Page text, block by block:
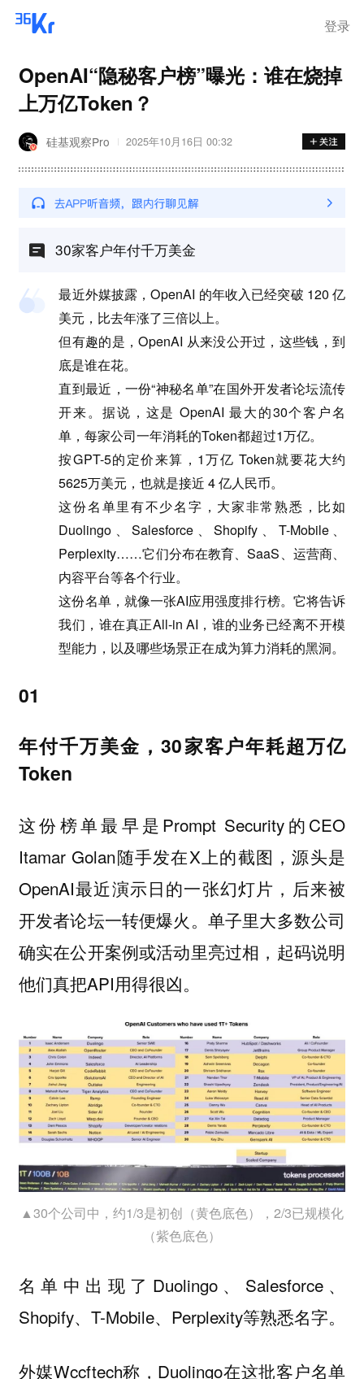
登录
OpenAI“隐秘客户榜”曝光：谁在烧掉
上万亿Token？
硅基观察Pro 2025年10月16日 00:32
30家客户年付千万美金
最近外媒披露，OpenAI 的年收入已经突破 120 亿
美元，比去年涨了三倍以上。
但有趣的是，OpenAI 从来没公开过，这些钱，到
底是谁在花。
直到最近，一份“神秘名单”在国外开发者论坛流传
开来。据说，这是 OpenAI 最大的30个客户名
单，每家公司一年消耗的Token都超过1万亿。
按GPT-5的定价来算，1万亿 Token就要花大约
5625万美元，也就是接近 4 亿人民币。
这份名单里有不少名字，大家非常熟悉，比如
Duolingo、Salesforce、Shopify、T-Mobile、
Perplexity……它们分布在教育、SaaS、运营商、
内容平台等各个行业。
这份名单，就像一张AI应用强度排行榜。它将告诉
我们，谁在真正All-in AI，谁的业务已经离不开模
型能力，以及哪些场景正在成为算力消耗的黑洞。
01
年付千万美金，30家客户年耗超万亿
Token
这份榜单最早是Prompt Security的CEO
Itamar Golan随手发在X上的截图，源头是
OpenAI最近演示日的一张幻灯片，后来被
开发者论坛一转便爆火。单子里大多数公司
确实在公开案例或活动里亮过相，起码说明
他们真把API用得很凶。
▲30个公司中，约1/3是初创（黄色底色），2/3已规模化
（紫色底色）
名单中出现了Duolingo、Salesforce、
Shopify、T-Mobile、Perplexity等熟悉名字。
外媒Wccftech称，Duolingo在这批客户名单